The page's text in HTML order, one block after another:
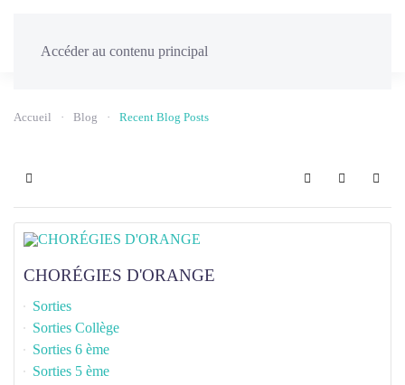
Accéder au contenu principal
Accueil Blog Recent Blog Posts
Home SearchSign In
CHORÉGIES D'ORANGE
Sorties
Sorties Collège
Sorties 6 ème
Sorties 5 ème